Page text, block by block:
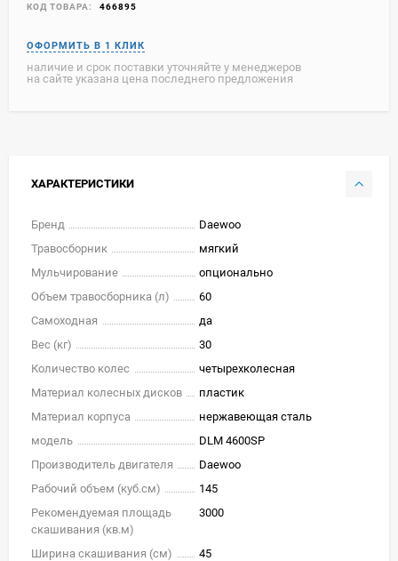
КОД ТОВАРА: 466895
наличие и срок поставки уточняйте у менеджеров
на сайте указана цена последнего предложения
ХАРАКТЕРИСТИКИ
Бренд
Daewoo
Травосборник
мягкий
Мульчирование
опционально
Объем травосборника (л)
60
Самоходная
да
Вес (кг)
30
Количество колес
четырехколесная
Материал колесных дисков
пластик
Материал корпуса
нержавеющая сталь
модель
DLM 4600SP
Производитель двигателя
Daewoo
Рабочий объем (куб.см)
145
Рекомендуемая площадь
скашивания (кв.м)
3000
Ширина скашивания (см)
45